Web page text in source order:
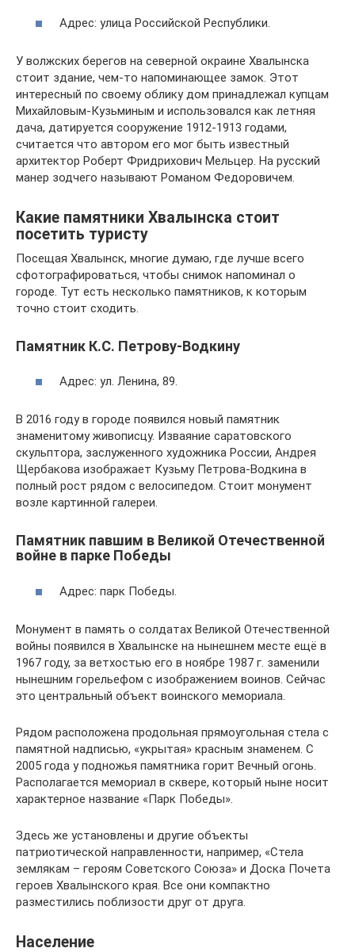
Адрес: улица Российской Республики.
У волжских берегов на северной окраине Хвалынска
стоит здание, чем-то напоминающее замок. Этот
интересный по своему облику дом принадлежал купцам
Михайловым-Кузьминым и использовался как летняя
дача, датируется сооружение 1912-1913 годами,
считается что автором его мог быть известный
архитектор Роберт Фридрихович Мельцер. На русский
манер зодчего называют Романом Федоровичем.
Какие памятники Хвалынска стоит
посетить туристу
Посещая Хвалынск, многие думаю, где лучше всего
сфотографироваться, чтобы снимок напоминал о
городе. Тут есть несколько памятников, к которым
точно стоит сходить.
Памятник К.С. Петрову-Водкину
Адрес: ул. Ленина, 89.
В 2016 году в городе появился новый памятник
знаменитому живописцу. Изваяние саратовского
скульптора, заслуженного художника России, Андрея
Щербакова изображает Кузьму Петрова-Водкина в
полный рост рядом с велосипедом. Стоит монумент
возле картинной галереи.
Памятник павшим в Великой Отечественной
войне в парке Победы
Адрес: парк Победы.
Монумент в память о солдатах Великой Отечественной
войны появился в Хвалынске на нынешнем месте ещё в
1967 году, за ветхостью его в ноябре 1987 г. заменили
нынешним горельефом с изображением воинов. Сейчас
это центральный объект воинского мемориала.
Рядом расположена продольная прямоугольная стела с
памятной надписью, «укрытая» красным знаменем. С
2005 года у подножья памятника горит Вечный огонь.
Располагается мемориал в сквере, который ныне носит
характерное название «Парк Победы».
Здесь же установлены и другие объекты
патриотической направленности, например, «Стела
землякам – героям Советского Союза» и Доска Почета
героев Хвалынского края. Все они компактно
разместились поблизости друг от друга.
Население